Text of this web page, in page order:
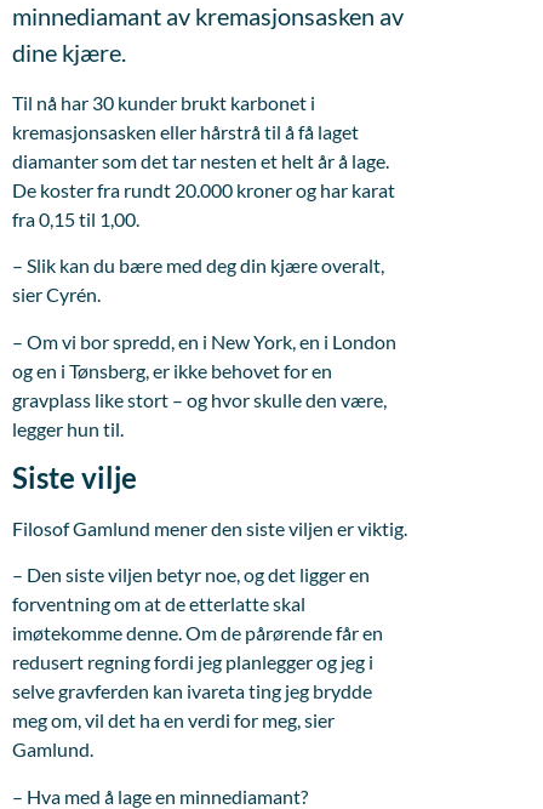
minnediamant av kremasjonsasken av
dine kjære.
Til nå har 30 kunder brukt karbonet i
kremasjonsasken eller hårstrå til å få laget
diamanter som det tar nesten et helt år å lage.
De koster fra rundt 20.000 kroner og har karat
fra 0,15 til 1,00.
– Slik kan du bære med deg din kjære overalt,
sier Cyrén.
– Om vi bor spredd, en i New York, en i London
og en i Tønsberg, er ikke behovet for en
gravplass like stort – og hvor skulle den være,
legger hun til.
Siste vilje
Filosof Gamlund mener den siste viljen er viktig.
– Den siste viljen betyr noe, og det ligger en
forventning om at de etterlatte skal
imøtekomme denne. Om de pårørende får en
redusert regning fordi jeg planlegger og jeg i
selve gravferden kan ivareta ting jeg brydde
meg om, vil det ha en verdi for meg, sier
Gamlund.
– Hva med å lage en minnediamant?